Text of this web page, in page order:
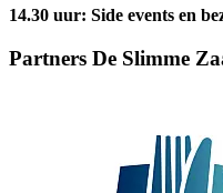
14.30 uur: Side events en
Partners De Slimme